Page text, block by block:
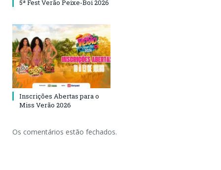
5ª Fest Verão Peixe-Boi 2026
Inscrições Abertas para o
Miss Verão 2026
Os comentários estão fechados.